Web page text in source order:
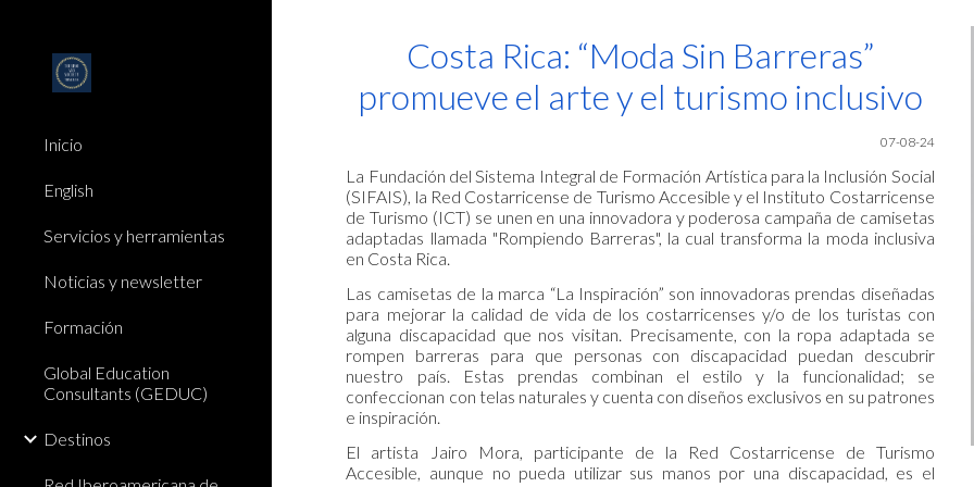
Skip to main content Skip to
Inicio
English
Servicios y herramientas
Noticias y newsletter
Formación
Global Education
Consultants (GEDUC)
Destinos
Costa Rica: “Moda Sin Barreras”
promueve el arte y el turismo inclusivo
07-08-24
La Fundación del Sistema Integral de Formación Artística para la Inclusión Social
(SIFAIS), la Red Costarricense de Turismo Accesible y el Instituto Costarricense
de Turismo (ICT) se unen en una innovadora y poderosa campaña de camisetas
adaptadas llamada "Rompiendo Barreras", la cual transforma la moda inclusiva
en Costa Rica.
Las camisetas de la marca “La Inspiración” son innovadoras prendas diseñadas
para mejorar la calidad de vida de los costarricenses y/o de los turistas con
alguna discapacidad que nos visitan. Precisamente, con la ropa adaptada se
rompen barreras para que personas con discapacidad puedan descubrir
nuestro país. Estas prendas combinan el estilo y la funcionalidad; se
confeccionan con telas naturales y cuenta con diseños exclusivos en su patrones
e inspiración.
El artista Jairo Mora, participante de la Red Costarricense de Turismo
Accesible, aunque no pueda utilizar sus manos por una discapacidad, es el